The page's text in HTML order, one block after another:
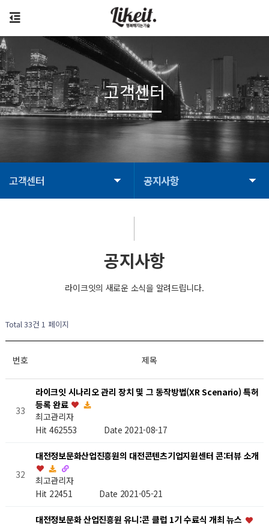
고객센터 공지사항
고객센터
공지사항
라이크잇의 새로운 소식을 알려드립니다.
Total 33건 1 페이지
번호 제목
33
라이크잇 시나리오 관리 장치 및 그 동작방법(XR Scenario) 특허
등록 완료
최고관리자
Hit 462553 Date 2021-08-17
32
대전정보문화산업진흥원의 대전콘텐츠기업지원센터 콘:터뷰 소개
최고관리자
Hit 22451 Date 2021-05-21
대전정보문화 산업진흥원 유니:콘 클럽 1기 수료식 개최 뉴스